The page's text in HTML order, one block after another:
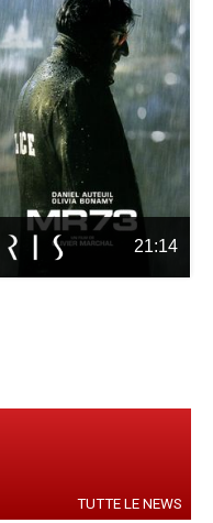
21:14
TUTTE LE NEWS